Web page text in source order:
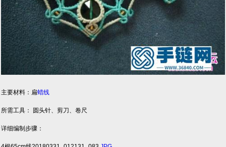
主要材料：扁蜡线
所需工具： 圆头针、剪刀、卷尺
详细编制步骤：